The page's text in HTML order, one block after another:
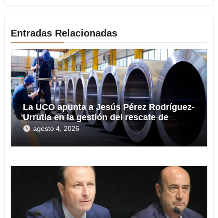
Entradas Relacionadas
La UCO apunta a Jesús Pérez Rodríguez-
Urrutia en la gestión del rescate de
Tubos Reunidos
agosto 4, 2026